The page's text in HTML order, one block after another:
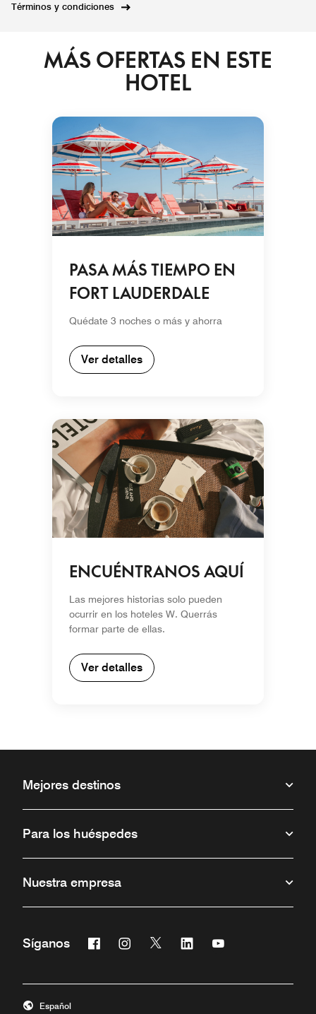
Términos y condiciones
MÁS OFERTAS EN ESTE
HOTEL
PASA MÁS TIEMPO EN
FORT LAUDERDALE
Quédate 3 noches o más y ahorra
Ver detalles
ENCUÉNTRANOS AQUÍ
Las mejores historias solo pueden
ocurrir en los hoteles W. Querrás
formar parte de ellas.
Ver detalles
Mejores destinos
Para los huéspedes
Nuestra empresa
Síganos Facebook
Abre una ventana nueva
Instagram
Abre una ventana nueva
Twitter
Abre una ventana nueva
Linkedin
Abre una ventana nueva
Abre una ventana
Español